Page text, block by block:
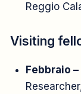
Reggio
Visiting
Febbraio